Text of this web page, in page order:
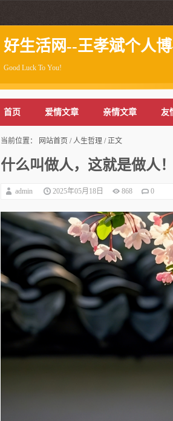
好生活网--王孝斌个人
Good Luck To You!
首页 爱情文章 亲情文章 友
当前位置： 网站首页 /人生哲理 / 正文
什么叫做人，这就是做人！
admin 2025年05月18日 868 0